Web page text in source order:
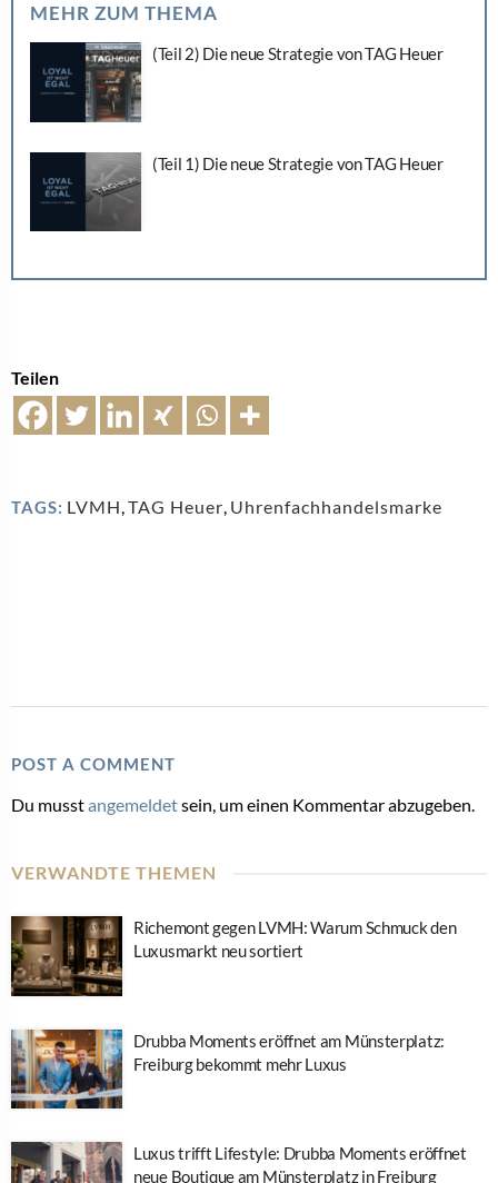
MEHR ZUM THEMA
(Teil 2) Die neue Strategie von TAG Heuer
(Teil 1) Die neue Strategie von TAG Heuer
Teilen
TAGS: LVMH,TAG Heuer, Uhrenfachhandelsmarke
POST A COMMENT
Du musstangemeldetsein, um einen Kommentar abzugeben.
VERWANDTE THEMEN
Richemont gegen LVMH: Warum Schmuck den
Luxusmarkt neu sortiert
Drubba Moments eröffnet am Münsterplatz:
Freiburg bekommt mehr Luxus
Luxus trifft Lifestyle: Drubba Moments eröffnet
neue Boutique am Münsterplatz in Freiburg